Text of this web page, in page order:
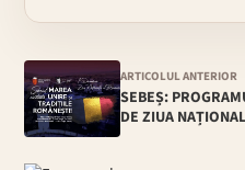
ARTICOLUL ANTERIOR
SEBEȘ:
DE ZIUA